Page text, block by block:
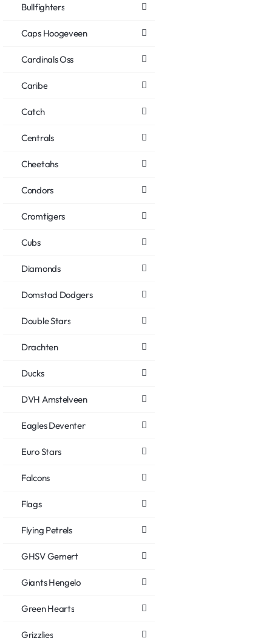
Bullfighters
Caps Hoogeveen
Cardinals Oss
Caribe
Catch
Centrals
Cheetahs
Condors
Cromtigers
Cubs
Diamonds
Domstad Dodgers
Double Stars
Drachten
Ducks
DVH Amstelveen
Eagles Deventer
Euro Stars
Falcons
Flags
Flying Petrels
GHSV Gemert
Giants Hengelo
Green Hearts
Grizzlies